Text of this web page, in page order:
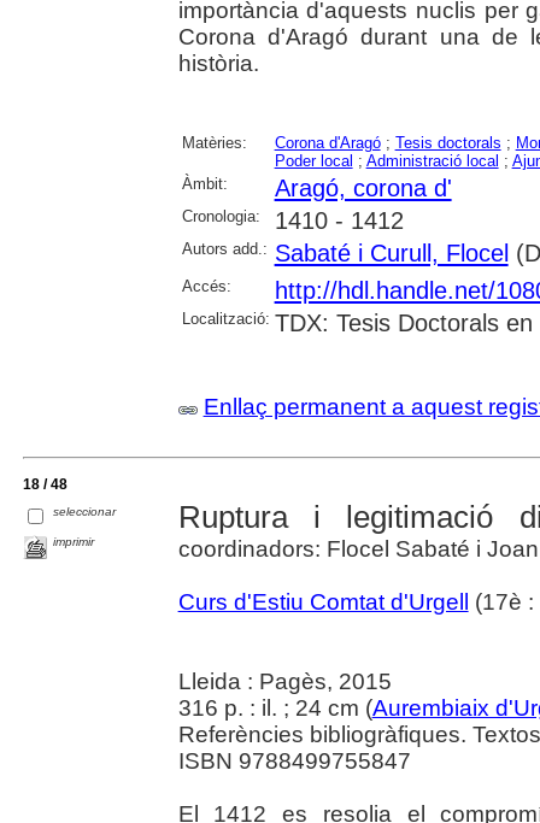
importància d'aquests nuclis per
Corona d'Aragó durant una de
història.
Matèries: Corona d'Aragó; Tesis doctorals ;
Poder local ; Administració local ;
Àmbit:
Aragó, corona d'
Cronologia: 1410 - 1412
Autors add.: Sabaté i Curull, Flocel
Accés: http://hdl.handle.net/
Localització: TDX: Tesis Doctorals en
Enllaç permanent a aquest
18 / 48
seleccionar
imprimir
Ruptura i legitimació
coordinadors: Flocel Sabaté i
Curs d'Estiu Comtat d'Urgell (17è
Lleida : Pagès, 2015
316 p. : il. ; 24 cm (Aurembiaix
Referències bibliogràfiques.
ISBN 9788499755847
El 1412 es resolia el